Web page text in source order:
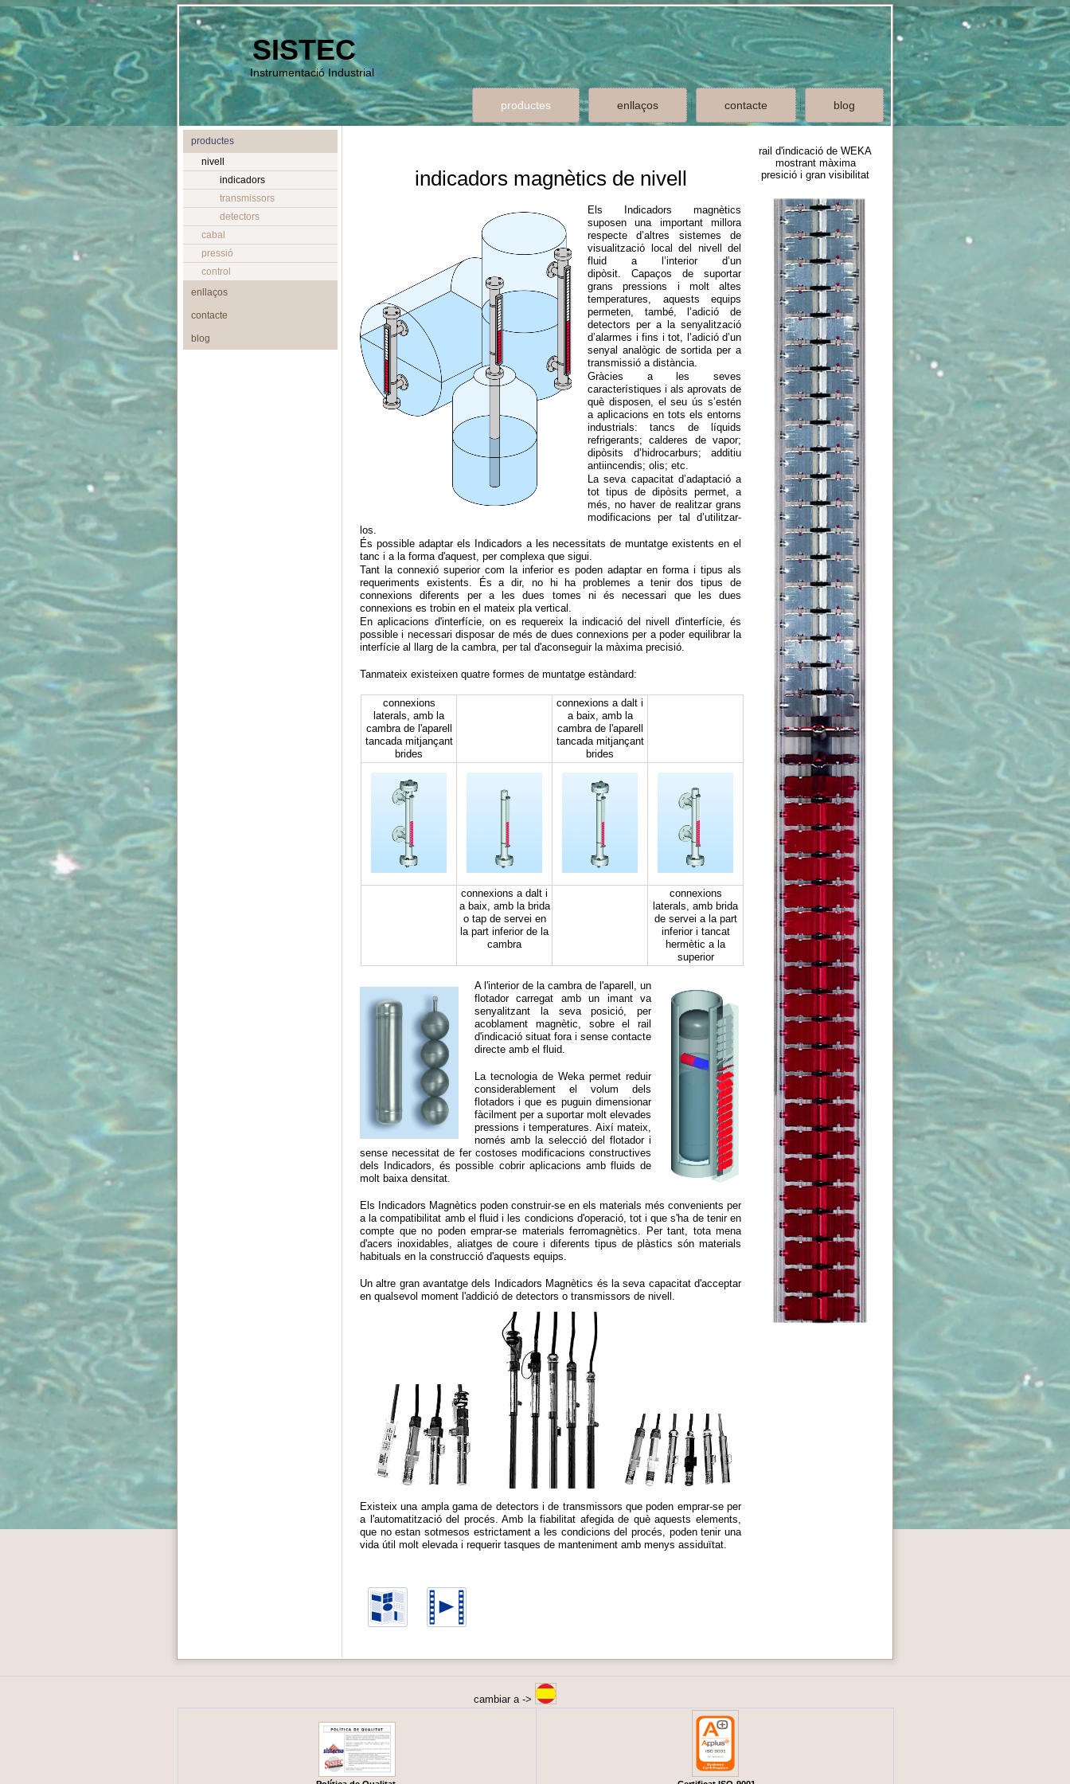
SISTEC
Instrumentació Industrial
productes enllaços contacte blog
productes
nivell
indicadors
transmissors
detectors
cabal
pressió
control
enllaços
contacte
blog
indicadors magnètics de nivell
Els Indicadors magnètics
suposen una important millora
respecte d’altres sistemes de
visualització local del nivell del
fluid a l’interior d’un
dipòsit. Capaços de suportar
grans pressions i molt altes
temperatures, aquests equips
permeten, també, l’adició de
detectors per a la senyalització
d’alarmes i fins i tot, l’adició d’un
senyal analògic de sortida per a
transmissió a distància.
Gràcies a les seves
característiques i als aprovats de
què disposen, el seu ús s’estén
a aplicacions en tots els entorns
industrials: tancs de líquids
refrigerants; calderes de vapor;
dipòsits d’hidrocarburs; additiu
antiincendis; olis; etc.
La seva capacitat d’adaptació a
tot tipus de dipòsits permet, a
més, no haver de realitzar grans
modificacions per tal d’utilitzar-
los.
És possible adaptar els Indicadors a les necessitats de muntatge existents en el
tanc i a la forma d'aquest, per complexa que sigui.
Tant la connexió superior com la inferior es poden adaptar en forma i tipus als
requeriments existents. És a dir, no hi ha problemes a tenir dos tipus de
connexions diferents per a les dues tomes ni és necessari que les dues
connexions es trobin en el mateix pla vertical.
En aplicacions d'interfície, on es requereix la indicació del nivell d'interfície, és
possible i necessari disposar de més de dues connexions per a poder equilibrar la
interfície al llarg de la cambra, per tal d'aconseguir la màxima precisió.
Tanmateix existeixen quatre formes de muntatge estàndard:
connexions
laterals, amb la
cambra de l'aparell
tancada mitjançant
brides
connexions a dalt i
a baix, amb la
cambra de l'aparell
tancada mitjançant
brides
connexions a dalt i
a baix, amb la brida
o tap de servei en
la part inferior de la
cambra
connexions
laterals, amb brida
de servei a la part
inferior i tancat
hermètic a la
superior
A l'interior de la cambra de l'aparell, un
flotador carregat amb un imant va
senyalitzant la seva posició, per
acoblament magnètic, sobre el rail
d'indicació situat fora i sense contacte
directe amb el fluid.
La tecnologia de Weka permet reduir
considerablement el volum dels
flotadors i que es puguin dimensionar
fàcilment per a suportar molt elevades
pressions i temperatures. Així mateix,
només amb la selecció del flotador i
sense necessitat de fer costoses modificacions constructives
dels Indicadors, és possible cobrir aplicacions amb fluids de
molt baixa densitat.
Els Indicadors Magnètics poden construir-se en els materials més convenients per
a la compatibilitat amb el fluid i les condicions d'operació, tot i que s'ha de tenir en
compte que no poden emprar-se materials ferromagnètics. Per tant, tota mena
d'acers inoxidables, aliatges de coure i diferents tipus de plàstics són materials
habituals en la construcció d'aquests equips.
Un altre gran avantatge dels Indicadors Magnètics és la seva capacitat d'acceptar
en qualsevol moment l'addició de detectors o transmissors de nivell.
Existeix una ampla gama de detectors i de transmissors que poden emprar-se per
a l'automatització del procés. Amb la fiabilitat afegida de què aquests elements,
que no estan sotmesos estrictament a les condicions del procés, poden tenir una
vida útil molt elevada i requerir tasques de manteniment amb menys assiduïtat.
rail d'indicació de WEKA
mostrant màxima
presició i gran visibilitat
cambiar a ->